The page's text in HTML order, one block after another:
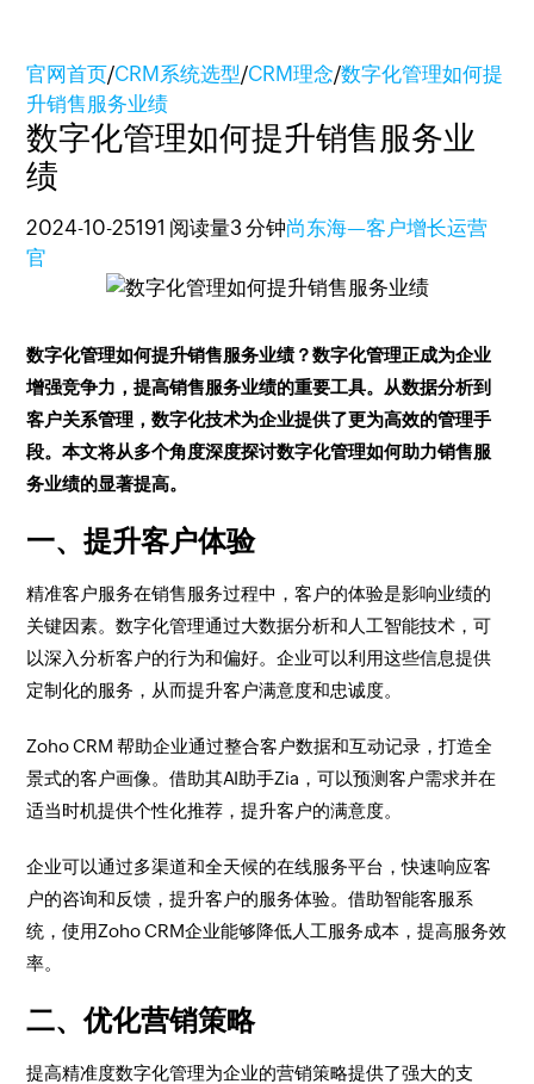
官网首页/CRM系统选型/CRM理念/数字化管理如何提
升销售服务业绩
数字化管理如何提升销售服务业
绩
2024-10-25191 阅读量3 分钟尚东海—客户增长运营
官
数字化管理如何提升销售服务业绩？数字化管理正成为企业
增强竞争力，提高销售服务业绩的重要工具。从数据分析到
客户关系管理，数字化技术为企业提供了更为高效的管理手
段。本文将从多个角度深度探讨数字化管理如何助力销售服
务业绩的显著提高。
一、提升客户体验
精准客户服务在销售服务过程中，客户的体验是影响业绩的
关键因素。数字化管理通过大数据分析和人工智能技术，可
以深入分析客户的行为和偏好。企业可以利用这些信息提供
定制化的服务，从而提升客户满意度和忠诚度。
Zoho CRM 帮助企业通过整合客户数据和互动记录，打造全
景式的客户画像。借助其AI助手Zia，可以预测客户需求并在
适当时机提供个性化推荐，提升客户的满意度。
企业可以通过多渠道和全天候的在线服务平台，快速响应客
户的咨询和反馈，提升客户的服务体验。借助智能客服系
统，使用Zoho CRM企业能够降低人工服务成本，提高服务效
率。
二、优化营销策略
提高精准度数字化管理为企业的营销策略提供了强大的支